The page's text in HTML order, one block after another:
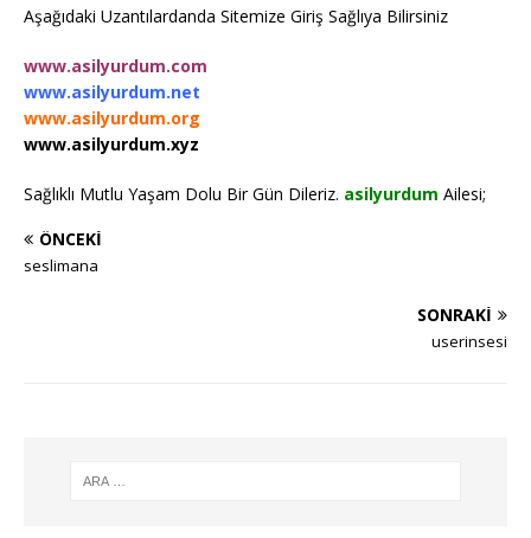
Aşağıdaki Uzantılardanda Sitemize Giriş Sağlıya Bilirsiniz
www.asilyurdum.com
www.asilyurdum.net
www.asilyurdum.org
www.asilyurdum.xyz
Sağlıklı Mutlu Yaşam Dolu Bir Gün Dileriz. asilyurdum Ailesi;
ÖNCEKI
seslimana
SONRAKI
userinsesi